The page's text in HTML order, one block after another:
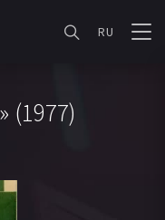
RU
(1977)